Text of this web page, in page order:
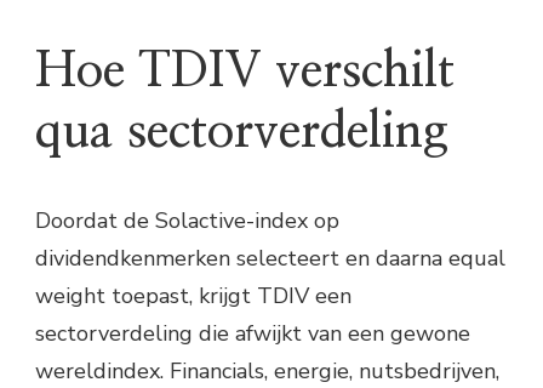
Hoe TDIV verschilt
qua sectorverdeling
Doordat de Solactive-index op
dividendkenmerken selecteert en daarna equal
weight toepast, krijgt TDIV een
sectorverdeling die afwijkt van een gewone
wereldindex. Financials, energie, nutsbedrijven,